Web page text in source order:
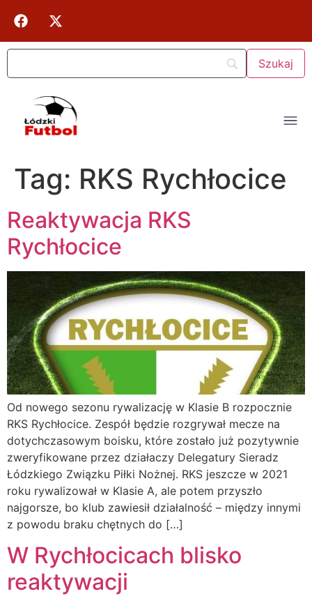
Tag: RKS Rychłocice
Reaktywacja RKS
Rychłocice
Od nowego sezonu rywalizację w Klasie B rozpocznie
RKS Rychłocice. Zespół będzie rozgrywał mecze na
dotychczasowym boisku, które zostało już pozytywnie
zweryfikowane przez działaczy Delegatury Sieradz
Łódzkiego Związku Piłki Nożnej. RKS jeszcze w 2021
roku rywalizował w Klasie A, ale potem przyszło
najgorsze, bo klub zawiesił działalność – między innymi
z powodu braku chętnych do […]
W Rychłocicach blisko
reaktywacji